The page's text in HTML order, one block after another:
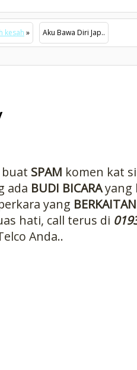
kesah » Aku Bawa Diri Jap..
SPAM komen kat
ada BUDI BICARAyang
yang BERKAITAN
hati, call terus di
Anda..